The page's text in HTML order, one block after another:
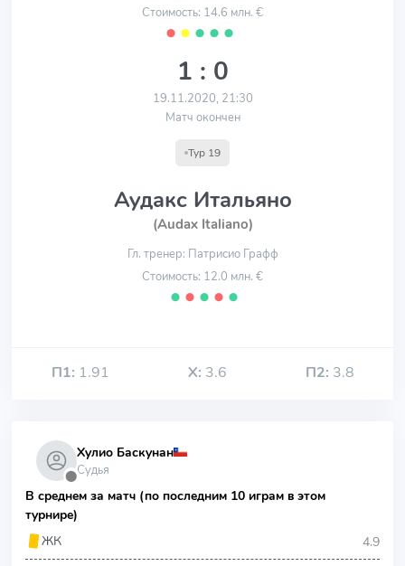
Стоимость: 14.6 млн. €
⬤ ⬤ ⬤ ⬤ ⬤
1 : 0
19.11.2020, 21:30
Матч окончен
Тур 19
Аудакс Итальяно
(Audax Italiano)
Гл. тренер: Патрисио Графф
Стоимость: 12.0 млн. €
⬤ ⬤ ⬤ ⬤ ⬤
П1: 1.91 Х: 3.6 П2: 3.8
⬤
Хулио Баскунан
Судья
В среднем за матч (по последним 10 играм в этом
турнире)
ЖК
4.9